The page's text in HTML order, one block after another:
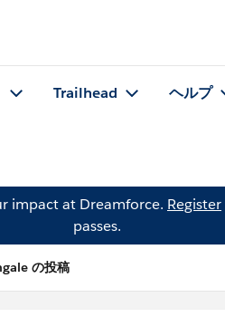
Trailhead ヘルプ
impact at Dreamforce. Register
passes.
の投稿